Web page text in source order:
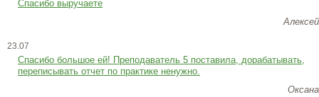
Спасибо выручаете
Алексей
23.07
Cпасибо большое ей! Преподаватель 5 поставила, дорабатывать,
переписывать отчет по практике ненужно.
Оксана